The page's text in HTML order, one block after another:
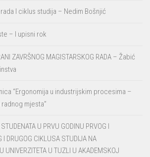
I ciklus studija – Nedim Bošnjić
– I upisni rok
ZAVRŠNOG MAGISTARSKOG RADA – Žabić
“Ergonomija u industrijskim procesima –
mjesta”
U PRVU GODINU PRVOG I
I DRUGOG CIKLUSA STUDIJA NA
UNIVERZITETA U TUZLI U AKADEMSKOJ